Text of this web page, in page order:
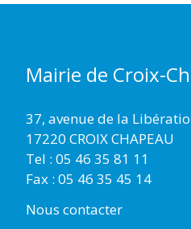
Mairie de Croix-
37, avenue de la
17220 CROIX CHAPEAU
Tel : 05 46 35 81 11
Fax : 05 46 35 45 14
Nous contacter